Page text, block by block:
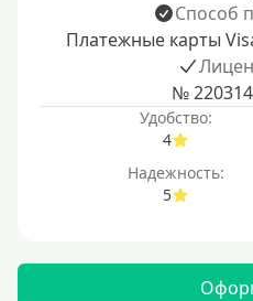
Способ
Платежные карты
№
Удобство:
4
Надежность:
5